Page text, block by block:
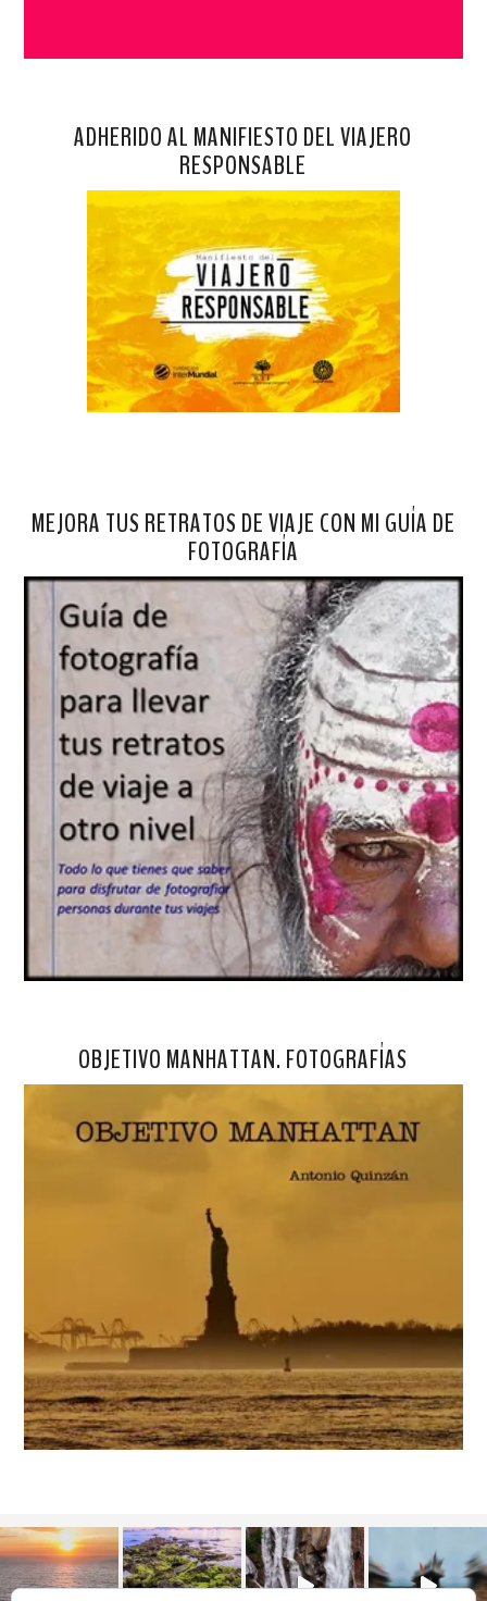
ADHERIDO AL MANIFIESTO DEL VIAJERO
RESPONSABLE
MEJORA TUS RETRATOS DE VIAJE CON MI GUÍA DE
FOTOGRAFÍA
OBJETIVO MANHATTAN. FOTOGRAFÍAS